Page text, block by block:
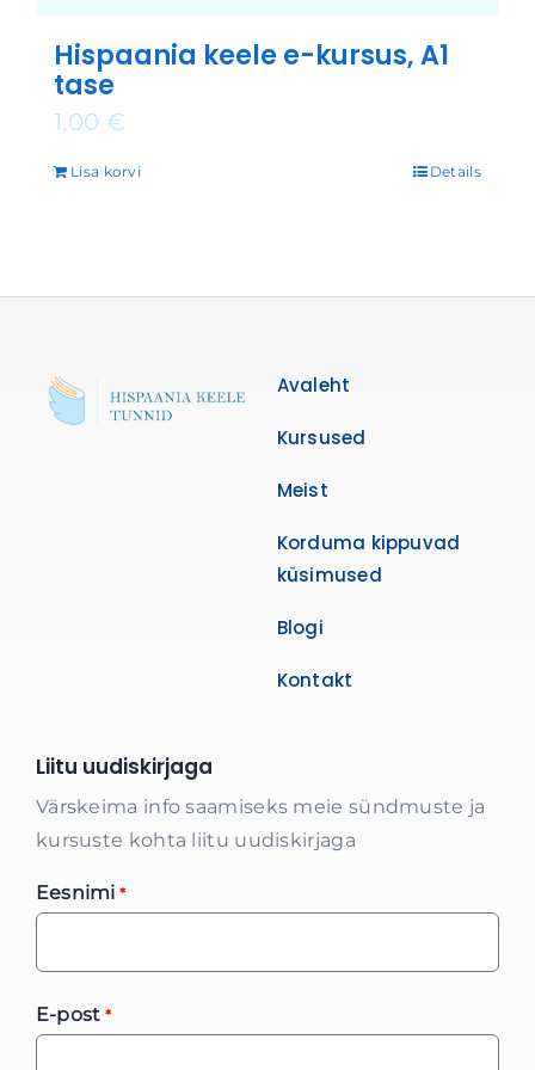
Hispaania keele e-kursus, A1
tase
1,00 €
Lisa korvi Details
Avaleht
Kursused
Meist
Korduma kippuvad
küsimused
Blogi
Kontakt
Liitu uudiskirjaga
Värskeima info saamiseks meie sündmuste ja
kursuste kohta liitu uudiskirjaga
Eesnimi *
E-post *